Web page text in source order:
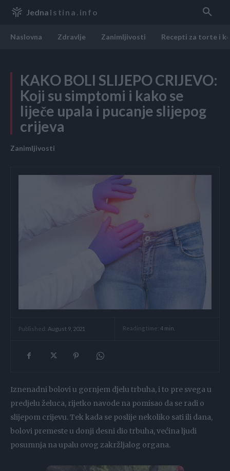
Jedna Istina.info
Naslovna Zdravlje Zanimljivosti Recepti za torte i
KAKO BOLI SLIJEPO CRIJEVO:
Koji su simptomi i kako se
liječe upala i pucanje slijepog
crijeva
Zanimljivosti
Published: August 9, 2021 Reading time: 4 min.
Iznenadni bolovi u gornjem djelu trbuha, i to pre svega u
predjelu želuca, rijetko navode na pomisao da se radi o
slijepom crijevu. Tek kada se poslije nekoliko sati ili dana,
bolovi premeste u donji desni dio trbuha, većina ljudi
posumnja na upalu ovog zakržljalog organa.